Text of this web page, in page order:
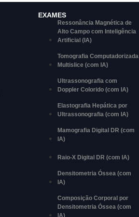
EXAMES
Ressonância Magnética de
Alto Campo com Inteligência
Artificial (IA)
Tomografia Computadorizada
Multislice (com IA)
Ultrassonografia com
Doppler Colorido (com IA)
Elastografia Hepática por
Ultrassonografia (com IA)
Mamografia Digital DR (com
IA)
Raio-X Digital DR (com IA)
Densitometria Óssea (com
IA)
Composição Corporal por
Densitometria Óssea (com